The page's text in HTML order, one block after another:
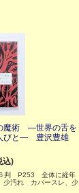
魔術 ―世界の舌を
びと― 豊沢豊雄
込)
判 P253 全体に経年
少汚れ カバースレ、少